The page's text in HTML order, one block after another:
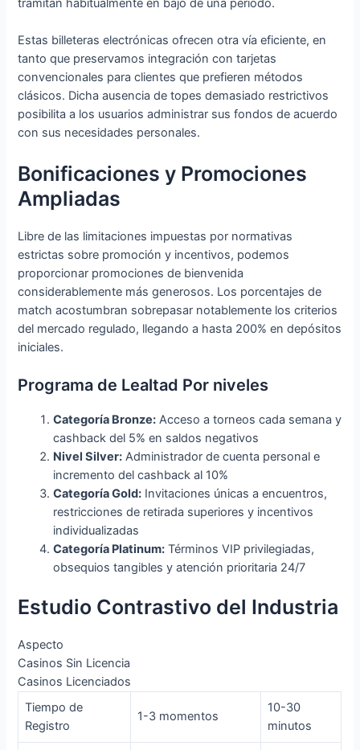
tramitan habitualmente en bajo de una período.
Estas billeteras electrónicas ofrecen otra vía eficiente, en
tanto que preservamos integración con tarjetas
convencionales para clientes que prefieren métodos
clásicos. Dicha ausencia de topes demasiado restrictivos
posibilita a los usuarios administrar sus fondos de acuerdo
con sus necesidades personales.
Bonificaciones y Promociones
Ampliadas
Libre de las limitaciones impuestas por normativas
estrictas sobre promoción y incentivos, podemos
proporcionar promociones de bienvenida
considerablemente más generosos. Los porcentajes de
match acostumbran sobrepasar notablemente los criterios
del mercado regulado, llegando a hasta 200% en depósitos
iniciales.
Programa de Lealtad Por niveles
Categoría Bronze: Acceso a torneos cada semana y
cashback del 5% en saldos negativos
Nivel Silver: Administrador de cuenta personal e
incremento del cashback al 10%
Categoría Gold: Invitaciones únicas a encuentros,
restricciones de retirada superiores y incentivos
individualizadas
Categoría Platinum: Términos VIP privilegiadas,
obsequios tangibles y atención prioritaria 24/7
Estudio Contrastivo del Industria
Aspecto
Casinos Sin Licencia
Casinos Licenciados
Tiempo de
Registro
1-3 momentos
10-30
minutos